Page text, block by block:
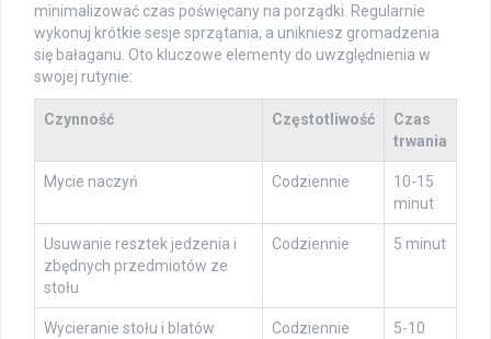
minimalizować czas poświęcany na porządki. Regularnie
wykonuj krótkie sesje sprzątania, a unikniesz gromadzenia
się bałaganu. Oto kluczowe elementy do uwzględnienia w
swojej rutynie:
Czynność Częstotliwość
Czas
trwania
Mycie naczyń Codziennie
10-15
minut
Usuwanie resztek jedzenia i
zbędnych przedmiotów ze
stołu
Codziennie 5 minut
Wycieranie stołu i blatów
Codziennie
5-10